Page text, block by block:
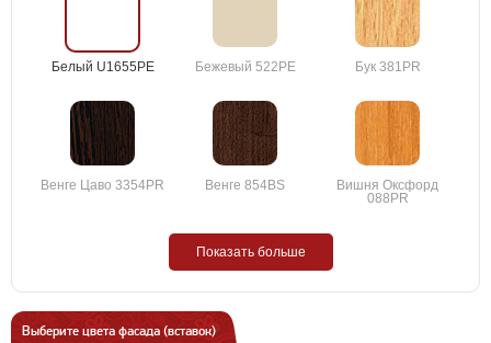
Белый U1655PE Бежевый 522PE Бук 381PR
Венге Цаво 3354PR Венге 854BS
Вишня Оксфорд
088PR
Показать больше
Выберите цвета фасада (вставок)